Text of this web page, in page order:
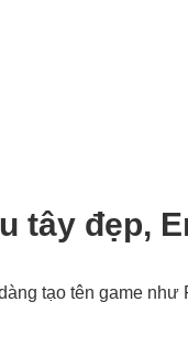
tây đẹp,
tạo tên game như